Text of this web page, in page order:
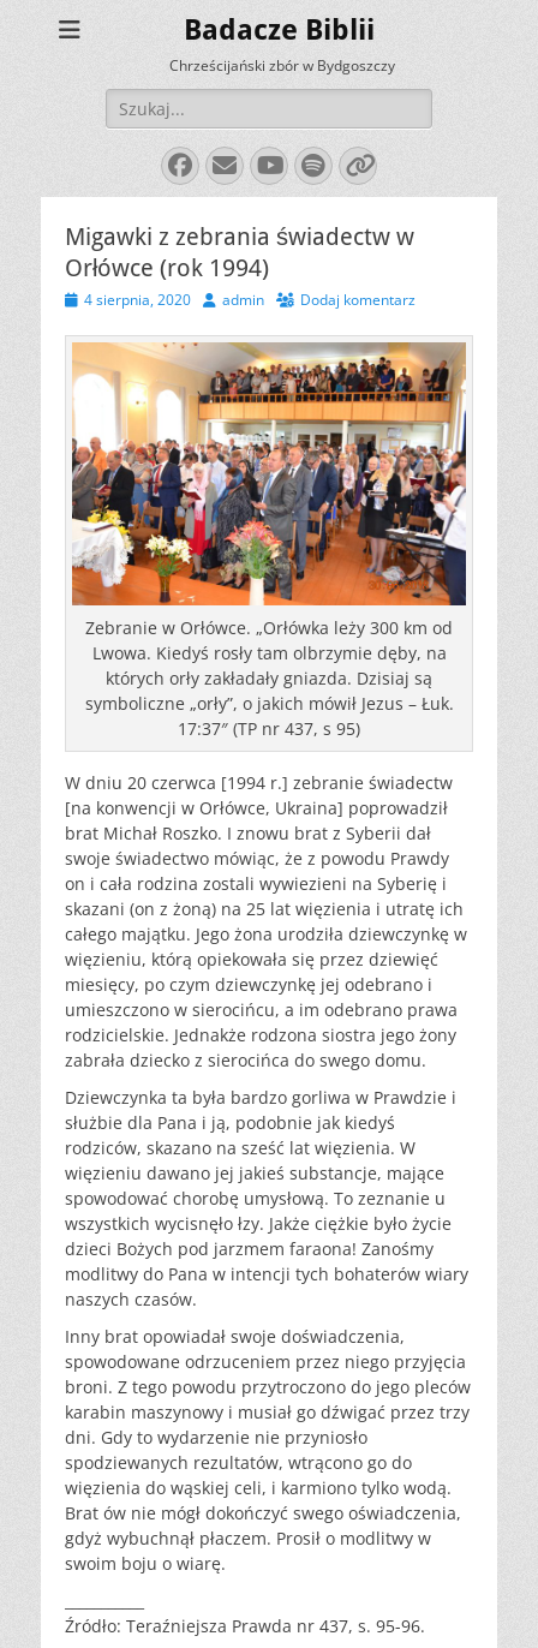
Badacze Biblii
Chrześcijański zbór w Bydgoszczy
Szukaj:
Facebook
E-
mail
YouTube
Spotify
Link
Migawki z zebrania świadectw w
Orłówce (rok 1994)
Opublikowano
4 sierpnia, 2020 Autoradmin Dodaj komentarz
Zebranie w Orłówce. „Orłówka leży 300 km od
Lwowa. Kiedyś rosły tam olbrzymie dęby, na
których orły zakładały gniazda. Dzisiaj są
symboliczne „orły”, o jakich mówił Jezus – Łuk.
17:37″ (TP nr 437, s 95)
W dniu 20 czerwca [1994 r.] zebranie świadectw
[na konwencji w Orłówce, Ukraina] poprowadził
brat Michał Roszko. I znowu brat z Syberii dał
swoje świadectwo mówiąc, że z powodu Prawdy
on i cała rodzina zostali wywiezieni na Syberię i
skazani (on z żoną) na 25 lat więzienia i utratę ich
całego majątku. Jego żona urodziła dziewczynkę w
więzieniu, którą opiekowała się przez dziewięć
miesięcy, po czym dziewczynkę jej odebrano i
umieszczono w sierocińcu, a im odebrano prawa
rodzicielskie. Jednakże rodzona siostra jego żony
zabrała dziecko z sierocińca do swego domu.
Dziewczynka ta była bardzo gorliwa w Prawdzie i
służbie dla Pana i ją, podobnie jak kiedyś
rodziców, skazano na sześć lat więzienia. W
więzieniu dawano jej jakieś substancje, mające
spowodować chorobę umysłową. To zeznanie u
wszystkich wycisnęło łzy. Jakże ciężkie było życie
dzieci Bożych pod jarzmem faraona! Zanośmy
modlitwy do Pana w intencji tych bohaterów wiary
naszych czasów.
Inny brat opowiadał swoje doświadczenia,
spowodowane odrzuceniem przez niego przyjęcia
broni. Z tego powodu przytroczono do jego pleców
karabin maszynowy i musiał go dźwigać przez trzy
dni. Gdy to wydarzenie nie przyniosło
spodziewanych rezultatów, wtrącono go do
więzienia do wąskiej celi, i karmiono tylko wodą.
Brat ów nie mógł dokończyć swego oświadczenia,
gdyż wybuchnął płaczem. Prosił o modlitwy w
swoim boju o wiarę.
Źródło: Teraźniejsza Prawda nr 437, s. 95-96.